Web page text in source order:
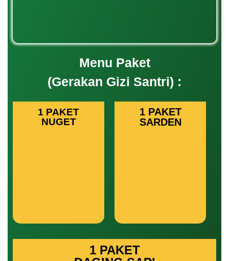
Menu Paket
(Gerakan Gizi Santri) :
1 PAKET
NUGET
1 PAKET
SARDEN
1 PAKET